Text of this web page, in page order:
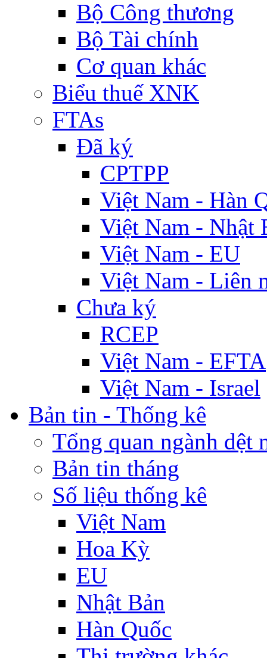
Bộ Công thương
Bộ Tài chính
Cơ quan khác
Biểu thuế XNK
FTAs
Đã ký
CPTPP
Việt Nam - Hàn
Việt Nam - Nhật
Việt Nam - EU
Việt Nam - Liên
Chưa ký
RCEP
Việt Nam - EFTA
Việt Nam - Israel
Bản tin - Thống kê
Tổng quan ngành dệt
Bản tin tháng
Số liệu thống kê
Việt Nam
Hoa Kỳ
EU
Nhật Bản
Hàn Quốc